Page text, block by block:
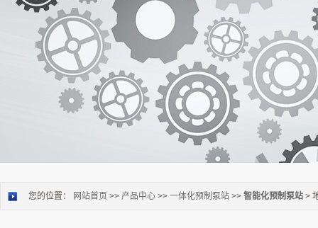
您的位置： 网站首页 >> 产品中心 >> 一体化预制泵站 >> 智能化预制泵站 >